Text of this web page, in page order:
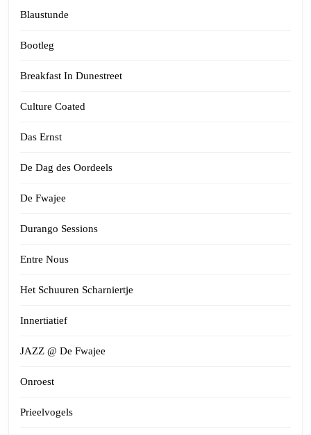
Blaustunde
Bootleg
Breakfast In Dunestreet
Culture Coated
Das Ernst
De Dag des Oordeels
De Fwajee
Durango Sessions
Entre Nous
Het Schuuren Scharniertje
Innertiatief
JAZZ @ De Fwajee
Onroest
Prieelvogels